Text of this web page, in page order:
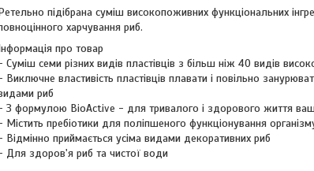
підібрана суміш високопоживних функціональних
харчування риб.
про товар
Суміш семи різних видів пластівців з більш ніж 40 видів
Виключне властивість пластівців плавати і повільно
риб
З формулою BioActive - для тривалого і здорового життя
Містить пребіотики для поліпшеного функціонування
Відмінно приймається усіма видами декоративних риб
Для здоров'я риб та чистої води